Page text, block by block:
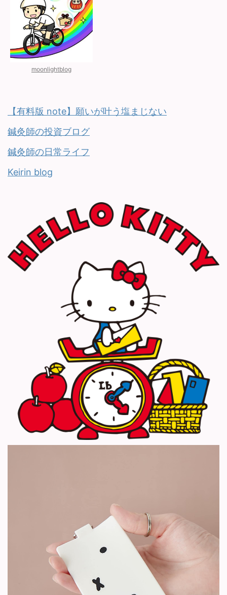
moonlightblog
【有料版 note】願いが叶う塩まじない
鍼灸師の投資ブログ
鍼灸師の日常ライフ
Keirin blog